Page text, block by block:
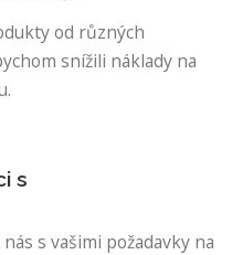
od různých
snížili náklady na
s
s vašimi požadavky na